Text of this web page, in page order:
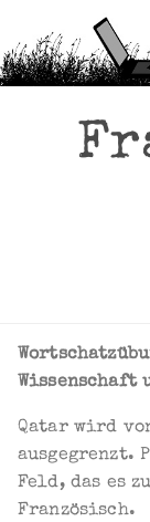
Wissenschaft
Qatar wird
ausgegrenzt.
Feld, das es
Französisch.